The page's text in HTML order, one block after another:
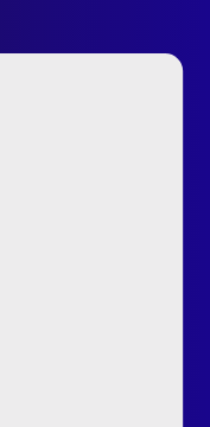
Başvurusu